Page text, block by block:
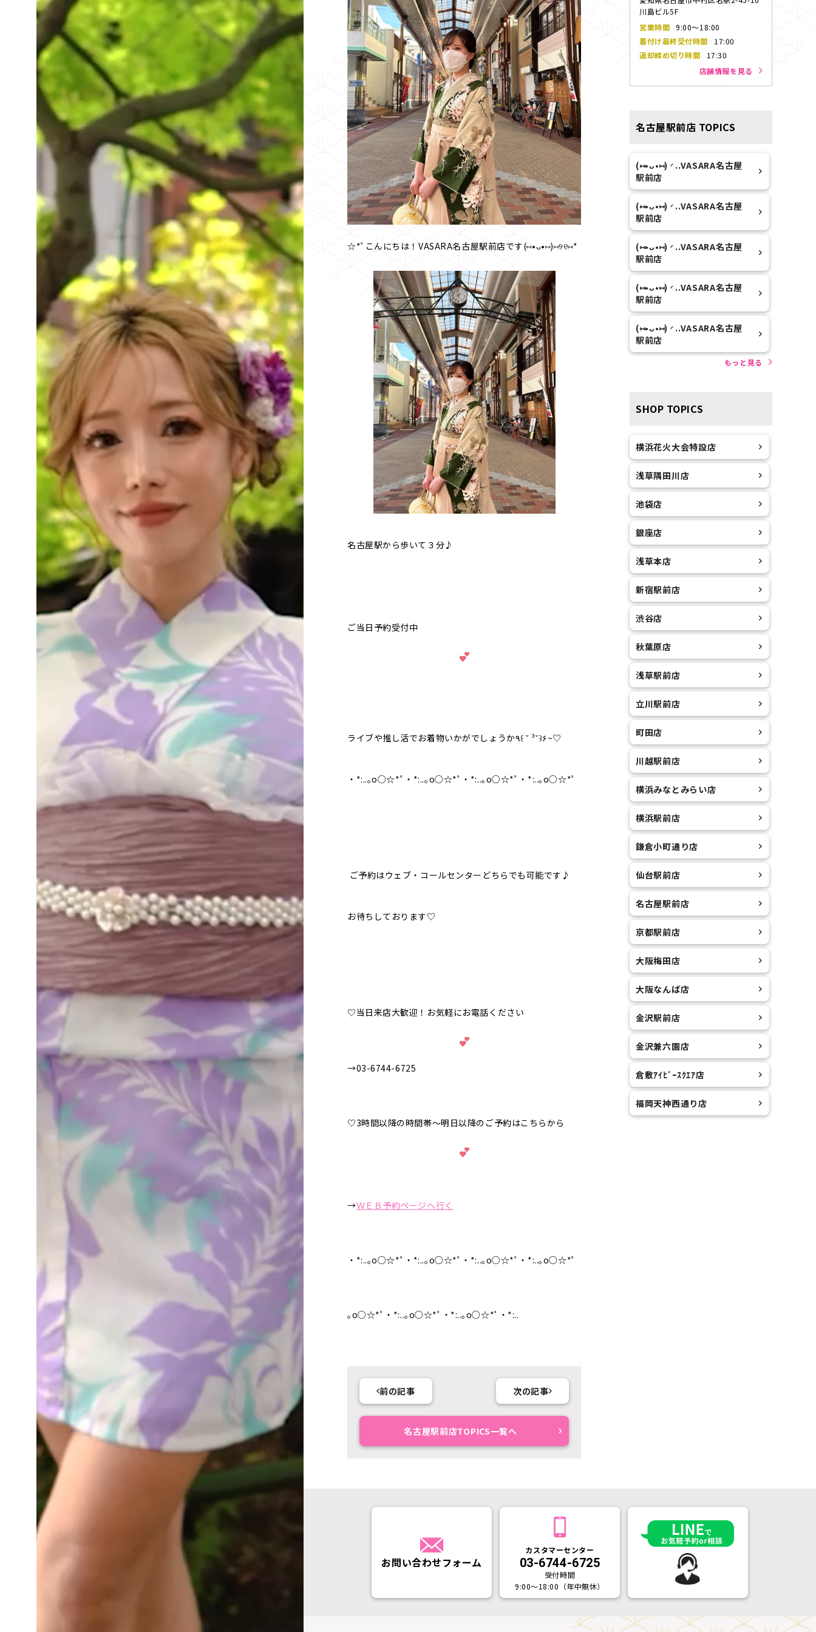
☆*ﾟこんにちは！VASARA名古屋駅前店です(⑅•ᴗ•⑅)⑅୨୧⑅*
名古屋駅から歩いて３分♪
ご当日予約受付中
ライブや推し活でお着物いかがでしょうか٩꒰ ˘ ³˘꒱۶~♡
・*:..｡o○☆*ﾟ・*:..｡o○☆*ﾟ・*:..｡o○☆*ﾟ・*:..｡o○☆*ﾟ
ご予約はウェブ・コールセンターどちらでも可能です♪
お待ちしております♡
♡当日来店大歓迎！お気軽にお電話ください
→03-6744-6725
♡3時間以降の時間帯～明日以降のご予約はこちらから
→ＷＥＢ予約ページへ行く
・*:..｡o○☆*ﾟ・*:..｡o○☆*ﾟ・*:..｡o○☆*ﾟ・*:..｡o○☆*ﾟ
｡o○☆*ﾟ・*:..｡o○☆*ﾟ・*:..｡o○☆*ﾟ・*:..
前の記事 次の記事
名古屋駅前店TOPICS一覧へ
川島ビル5F
営業時間
9:00～18:00
着付け最終受付時間
17:00
返却締め切り時間
17:30
店舗情報を見る
名古屋駅前店 TOPICS
(⑅•ᴗ•⑅) ◜..VASARA名古屋
駅前店
(⑅•ᴗ•⑅) ◜..VASARA名古屋
駅前店
(⑅•ᴗ•⑅) ◜..VASARA名古屋
駅前店
(⑅•ᴗ•⑅) ◜..VASARA名古屋
駅前店
(⑅•ᴗ•⑅) ◜..VASARA名古屋
駅前店
もっと見る
SHOP TOPICS
横浜花火大会特設店
浅草隅田川店
池袋店
銀座店
浅草本店
新宿駅前店
渋谷店
秋葉原店
浅草駅前店
立川駅前店
町田店
川越駅前店
横浜みなとみらい店
横浜駅前店
鎌倉小町通り店
仙台駅前店
名古屋駅前店
京都駅前店
大阪梅田店
大阪なんば店
金沢駅前店
金沢兼六園店
倉敷ｱｲﾋﾞｰｽｸｴｱ店
福岡天神西通り店
お問い合わせフォーム
カスタマーセンター
03-6744-6725
受付時間
9:00〜18:00（年中無休）